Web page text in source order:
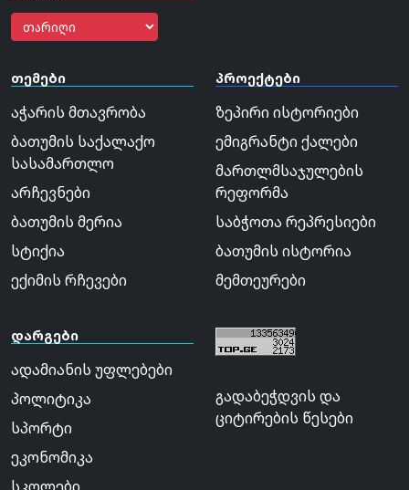
თემები
აჭარის მთავრობა
ბათუმის საქალაქო
სასამართლო
არჩევნები
ბათუმის მერია
სტიქია
ექიმის რჩევები
პროექტები
ზეპირი ისტორიები
ემიგრანტი ქალები
მართლმსაჯულების
რეფორმა
საბჭოთა რეპრესიები
ბათუმის ისტორია
მემთეურები
დარგები
ადამიანის უფლებები
პოლიტიკა
სპორტი
ეკონომიკა
გადაბეჭდვის და
ციტირების წესები